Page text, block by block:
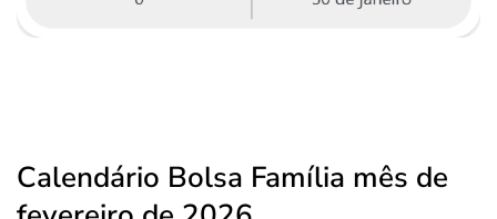
Calendário Bolsa Família mês de